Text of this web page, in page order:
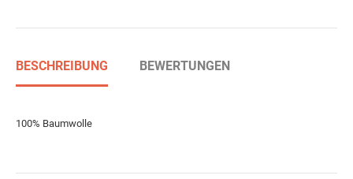
BESCHREIBUNG BEWERTUNGEN
100% Baumwolle